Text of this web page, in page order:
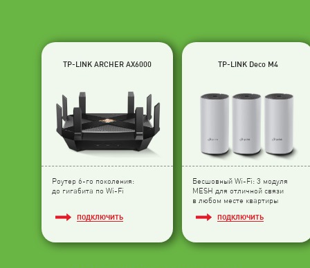
TP-LINK ARCHER AX6000
Роутер 6-го поколения:
до гигабита по Wi-Fi
ПОДКЛЮЧИТЬ
TP-LINK Deco M4
Бесшовный Wi-Fi: 3 модуля
МESH для отличной связи
в любом месте квартиры
ПОДКЛЮЧИТЬ